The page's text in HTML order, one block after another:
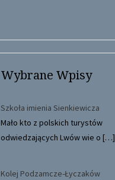
Wybrane Wpisy
Szkoła imienia Sienkiewicza
Mało kto z polskich turystów
odwiedzających Lwów wie o […]
Kolej Podzamcze-Łyczaków